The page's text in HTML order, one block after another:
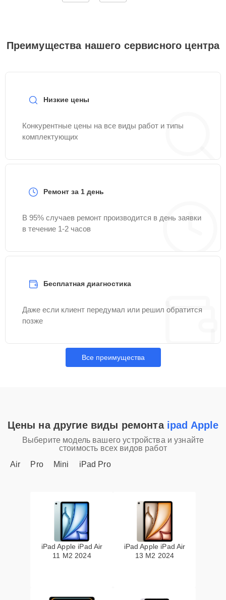
Преимущества нашего сервисного центра
Низкие цены
Конкурентные цены на все виды работ и типы
комплектующих
Ремонт за 1 день
В 95% случаев ремонт производится в день заявки
в течение 1-2 часов
Бесплатная диагностика
Даже если клиент передумал или решил обратится
позже
Все преимущества
Цены на другие виды ремонта ipad Apple
Выберите модель вашего устройства и узнайте
стоимость всех видов работ
Air
Pro Mini iPad Pro
iPad Apple iPad Air
11 M2 2024
iPad Apple iPad Air
13 M2 2024